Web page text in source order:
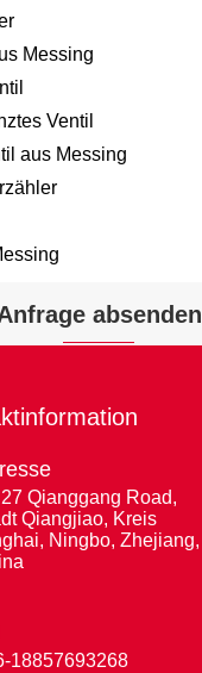
Messing
Ventil
aus Messing
absenden
27 Qianggang Road,
Qiangjiao, Kreis
Ningbo, Zhejiang,
18857693268